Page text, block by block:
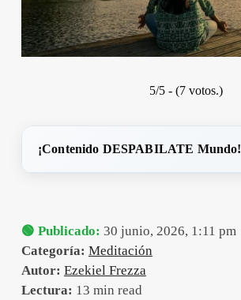
5/5 - (7 votos.)
¡Contenido DESPABILATE Mundo!
🟢 Publicado: 30 junio, 2026, 1:11 pm
Categoría: Meditación
Autor: Ezekiel Frezza
Lectura: 13 min read